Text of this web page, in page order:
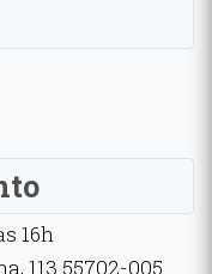
16h
113 55702-005